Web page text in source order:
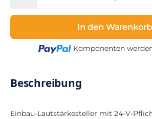
In den Warenkorb
Loading...
Komponenten
Beschreibung
Einbau-Lautstärkesteller mit 24-V-